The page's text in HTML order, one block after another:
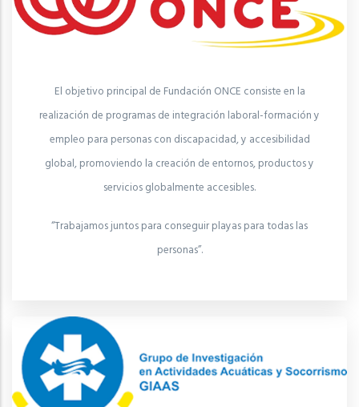
El objetivo principal de Fundación ONCE consiste en la
realización de programas de integración laboral-formación y
empleo para personas con discapacidad, y accesibilidad
global, promoviendo la creación de entornos, productos y
servicios globalmente accesibles.
“Trabajamos juntos para conseguir playas para todas las
personas”.